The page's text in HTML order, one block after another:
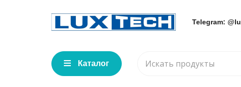
Telegram:
Каталог